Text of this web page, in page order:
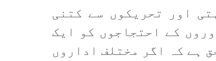
اور تحریکوں سے کتنی
کے احتجاجوں کو ایک
ہے کہ اگر مختلف اداروں